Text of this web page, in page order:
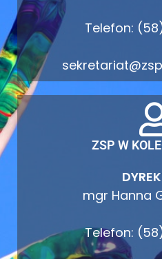
Telefon:
ZSP W
mgr Hanna
Telefon: